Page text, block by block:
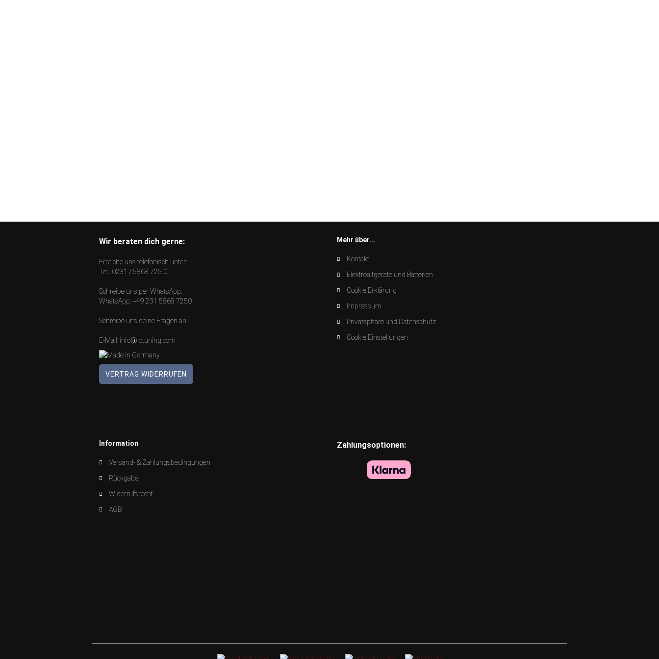
Wir beraten dich gerne:
Erreiche uns telefonisch unter:
Tel.: 0231 / 5868 725 0
Schreibe uns per WhatsApp:
WhatsApp:+49 231 5868 7250
Schreibe uns deine Fragen an:
E-Mail: info@iotuning.com
VERTRAG WIDERRUFEN
Mehr über...
Kontakt
Elektroaltgeräte und Batterien
Cookie Erklärung
Impressum
Privatsphäre und Datenschutz
Cookie Einstellungen
Information
Versand- & Zahlungsbedingungen
Rückgabe
Widerrufsrecht
AGB
Zahlungsoptionen: